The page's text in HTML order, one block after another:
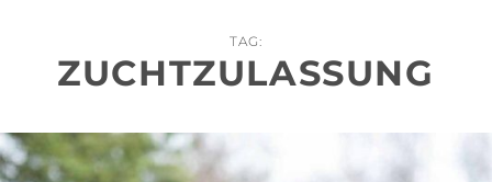
TAG:
ZUCHTZULASSUNG